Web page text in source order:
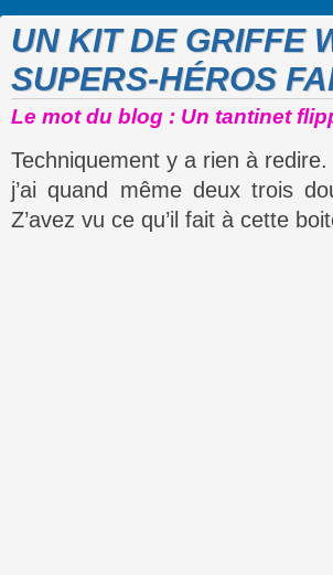
UN KIT DE GRIFFE
SUPERS-HÉROS
Le mot du blog : Un tantinet
Techniquement y a rien à
j’ai quand même deux trois
Z’avez vu ce qu’il fait à cette